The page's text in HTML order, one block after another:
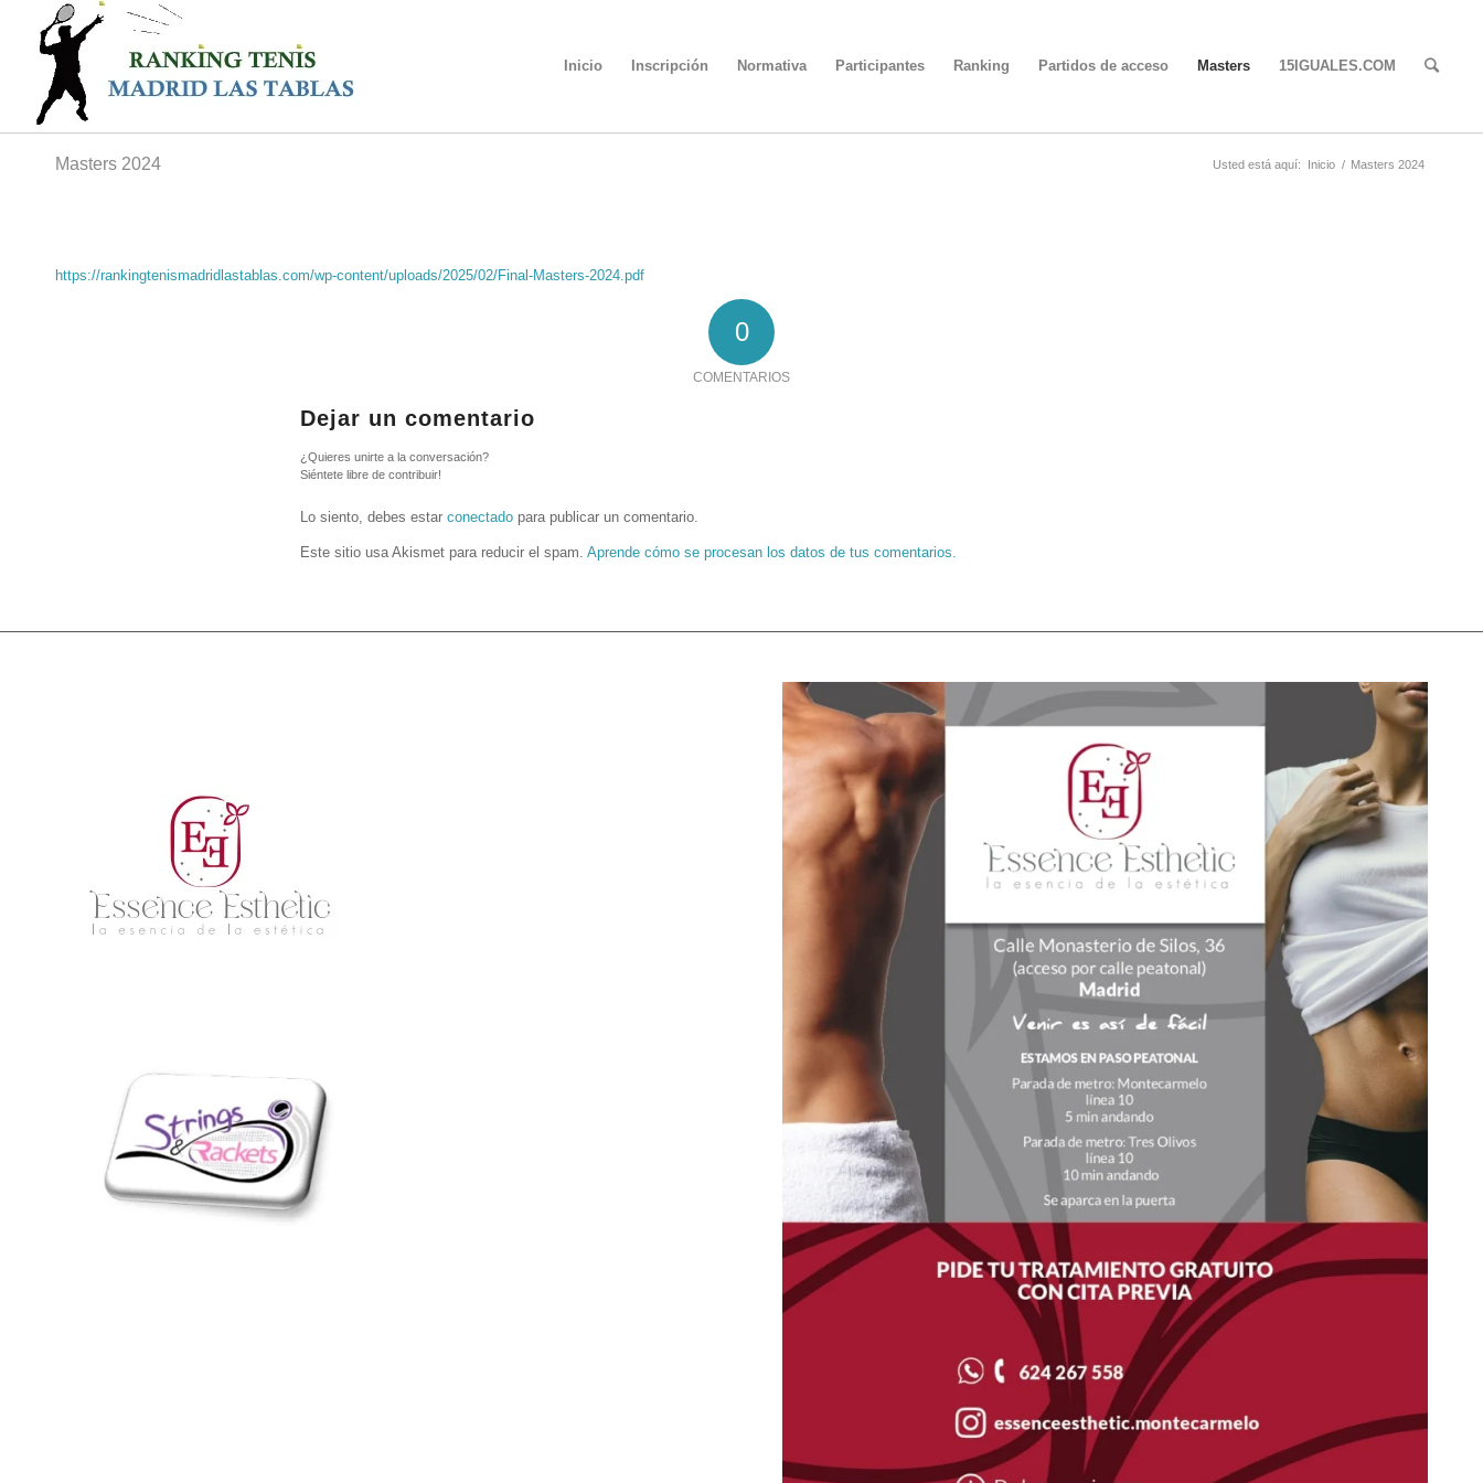
Inicio Inscripción Normativa Participantes Ranking Partidos de acceso Masters 15IGUALES.COM
Masters 2024 Usted está aquí: Inicio / Masters 2024
https://rankingtenismadridlastablas.com/wp-content/uploads/2025/02/Final-Masters-2024.pdf
0
COMENTARIOS
Dejar un comentario
¿Quieres unirte a la conversación?
Siéntete libre de contribuir!
Lo siento, debes estar conectado para publicar un comentario.
Este sitio usa Akismet para reducir el spam. Aprende cómo se procesan los datos de tus comentarios.